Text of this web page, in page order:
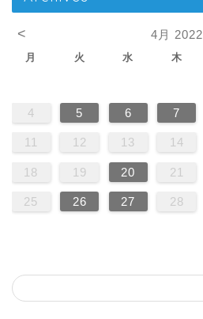
< 4月 2022
月 火 水 木
4 5 6 7
11 12 13 14
18 19 20 21
25 26 27 28